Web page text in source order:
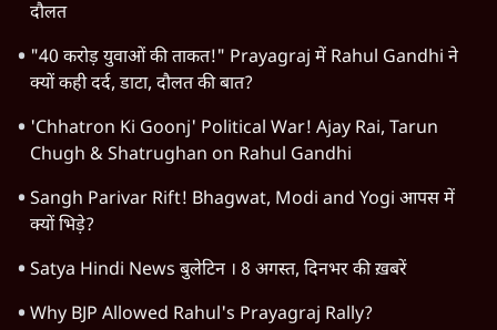
दौलत
"40 करोड़ युवाओं की ताकत!" Prayagraj में Rahul Gandhi ने
क्यों कही दर्द, डाटा, दौलत की बात?
'Chhatron Ki Goonj' Political War! Ajay Rai, Tarun
Chugh & Shatrughan on Rahul Gandhi
Sangh Parivar Rift! Bhagwat, Modi and Yogi आपस में
क्यों भिड़े?
Satya Hindi News बुलेटिन । 8 अगस्त, दिनभर की ख़बरें
Why BJP Allowed Rahul's Prayagraj Rally?